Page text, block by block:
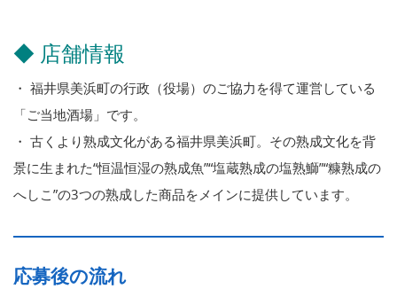
◆ 店舗情報
・ 福井県美浜町の行政（役場）のご協力を得て運営している
「ご当地酒場」です。
・ 古くより熟成文化がある福井県美浜町。その熟成文化を背
景に生まれた“恒温恒湿の熟成魚”“塩蔵熟成の塩熟鰤”“糠熟成の
へしこ”の3つの熟成した商品をメインに提供しています。
応募後の流れ